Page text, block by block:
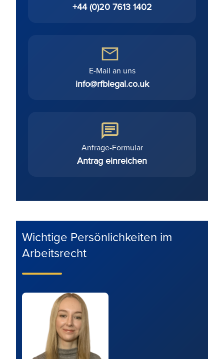
+44 (0)20 7613 1402
E-Mail an uns
info@rfblegal.co.uk
Anfrage-Formular
Antrag einreichen
Wichtige Persönlichkeiten im
Arbeitsrecht